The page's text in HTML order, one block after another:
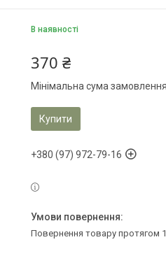
В наявності
370 ₴
Мінімальна сума
Купити
+380 (97) 972-79-16
повернення товару протягом